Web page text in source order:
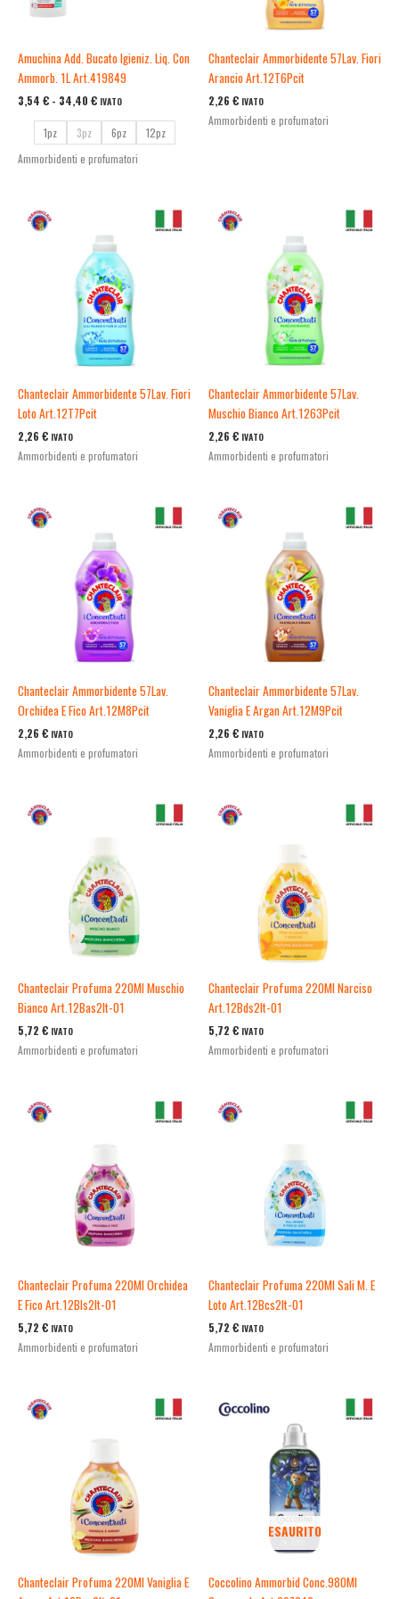
Amuchina Add. Bucato Igieniz. Liq. Con
Ammorb. 1L Art.419849
3,54 € - 34,40 € IVATO
1pz 3pz 6pz
12pz
Ammorbidenti e profumatori
Chanteclair Ammorbidente 57Lav. Fiori
Arancio Art.12T6Pcit
2,26 € IVATO
Ammorbidenti e profumatori
Chanteclair Ammorbidente 57Lav. Fiori
Loto Art.12T7Pcit
2,26 € IVATO
Ammorbidenti e profumatori
Chanteclair Ammorbidente 57Lav.
Muschio Bianco Art.1263Pcit
2,26 € IVATO
Ammorbidenti e profumatori
Chanteclair Ammorbidente 57Lav.
Orchidea E Fico Art.12M8Pcit
2,26 € IVATO
Ammorbidenti e profumatori
Chanteclair Ammorbidente 57Lav.
Vaniglia E Argan Art.12M9Pcit
2,26 € IVATO
Ammorbidenti e profumatori
Chanteclair Profuma 220Ml Muschio
Bianco Art.12Bas2It-01
5,72 € IVATO
Ammorbidenti e profumatori
Chanteclair Profuma 220Ml Narciso
Art.12Bds2It-01
5,72 € IVATO
Ammorbidenti e profumatori
Chanteclair Profuma 220Ml Orchidea
E Fico Art.12Bls2It-01
5,72 € IVATO
Ammorbidenti e profumatori
Chanteclair Profuma 220Ml Sali M. E
Loto Art.12Bcs2It-01
5,72 € IVATO
Ammorbidenti e profumatori
Chanteclair Profuma 220Ml Vaniglia E
ESAURITO
Coccolino Ammorbid Conc.980Ml